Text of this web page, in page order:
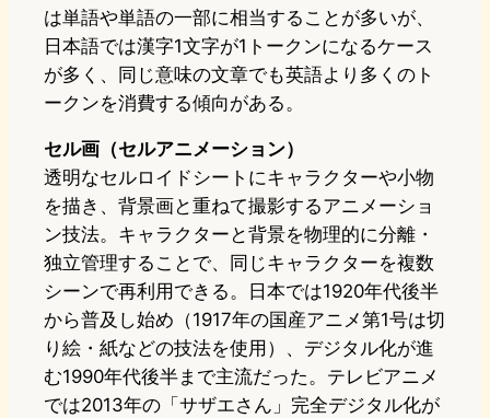
は単語や単語の一部に相当することが多いが、
日本語では漢字1文字が1トークンになるケース
が多く、同じ意味の文章でも英語より多くのト
ークンを消費する傾向がある。
セル画（セルアニメーション）
透明なセルロイドシートにキャラクターや小物
を描き、背景画と重ねて撮影するアニメーショ
ン技法。キャラクターと背景を物理的に分離・
独立管理することで、同じキャラクターを複数
シーンで再利用できる。日本では1920年代後半
から普及し始め（1917年の国産アニメ第1号は切
り絵・紙などの技法を使用）、デジタル化が進
む1990年代後半まで主流だった。テレビアニメ
では2013年の「サザエさん」完全デジタル化が